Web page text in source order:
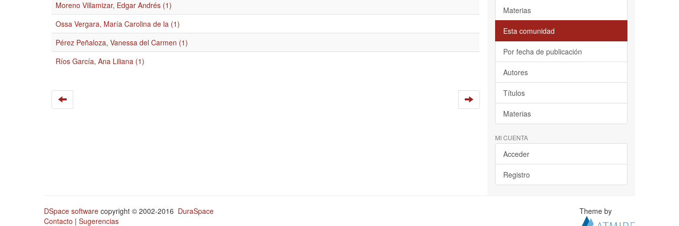
Moreno Villamizar, Edgar Andrés (1)
Ossa Vergara, María Carolina de la (1)
Pérez Peñaloza, Vanessa del Carmen (1)
Ríos García, Ana Liliana (1)
Materias
Esta comunidad
Por fecha de publicación
Autores
Títulos
Materias
MI CUENTA
Acceder
Registro
DSpace software copyright © 2002-2016 DuraSpace
Contacto | Sugerencias
Theme by